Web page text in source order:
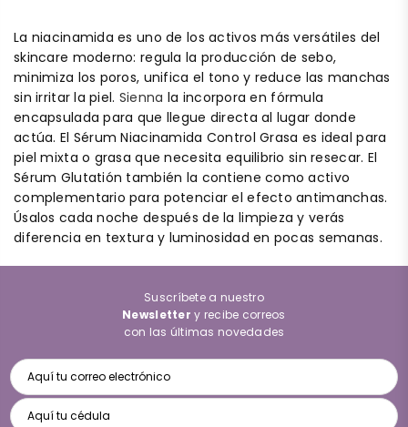
La niacinamida es uno de los activos más versátiles del
skincare moderno: regula la producción de sebo,
minimiza los poros, unifica el tono y reduce las manchas
sin irritar la piel. Sienna la incorpora en fórmula
encapsulada para que llegue directa al lugar donde
actúa. El Sérum Niacinamida Control Grasa es ideal para
piel mixta o grasa que necesita equilibrio sin resecar. El
Sérum Glutatión también la contiene como activo
complementario para potenciar el efecto antimanchas.
Úsalos cada noche después de la limpieza y verás
diferencia en textura y luminosidad en pocas semanas.
Suscríbete a nuestro
Newsletter y recibe correos
con las últimas novedades